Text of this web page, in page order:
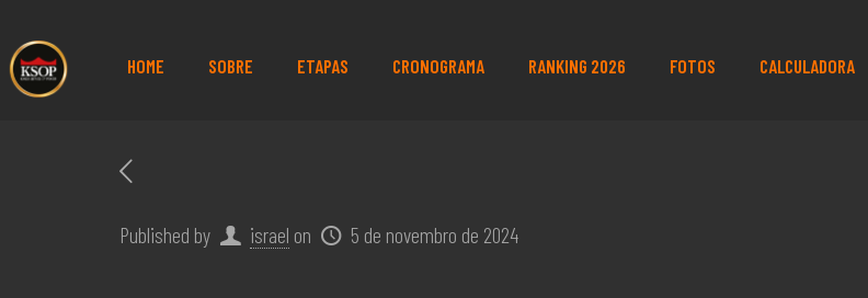
HOME SOBRE ETAPAS CRONOGRAMA RANKING 2026 FOTOS CALCULADORA
Published by israel on 5 de novembro de 2024